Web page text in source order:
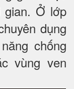
gian. Ở lớp
dụng
chống
vùng ven